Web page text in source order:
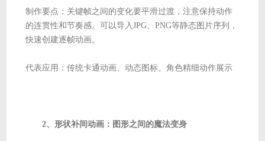
制作要点：关键帧之间的变化要平滑过渡，注意保持动作
的连贯性和节奏感。可以导入JPG、PNG等静态图片序列，
快速创建逐帧动画。
代表应用：传统卡通动画、动态图标、角色精细动作展示
2、形状补间动画：图形之间的魔法变身